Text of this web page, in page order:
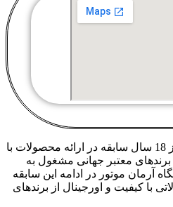
مجموعه آرمان موتور با بیش از 18 سال سابقه در ارائه محصولات با
معتبر جهانی مشغول به
آرمان موتور در ادامه اين سابقه
با کيفيت و اورجينال از برندهای